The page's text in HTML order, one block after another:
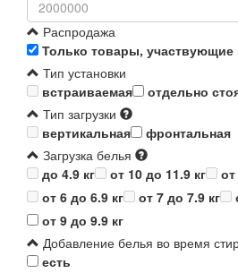
Распродажа
Только товары, участвующие
Тип установки
встраиваемая
отдельно
Тип загрузки
вертикальная
фронтальная
Загрузка белья
до 4.9 кг
от 10 до 11.9 кг от
от 6 до 6.9 кг
от 7 до 7.9 кг
от 9 до 9.9 кг
Добавление белья во время
есть